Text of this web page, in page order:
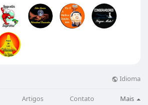
Idioma
Artigos Contato Mais